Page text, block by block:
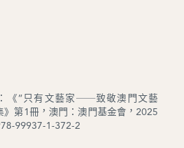
《“只有文藝家──致敬澳門文藝
》第1冊，澳門：澳門基金會，2025
99937-1-372-2